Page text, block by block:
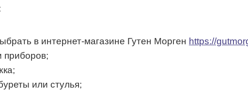
в интернет-магазине Гутен Морген https://
приборов;
или стулья;